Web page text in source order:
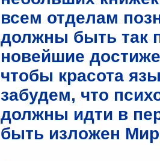
всем отделам
должны быть так
новейшие
чтобы красота
забудем, что
должны идти в
быть изложен